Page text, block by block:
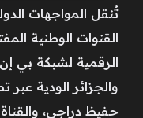
تُنقل المواجهات
القنوات الوطنية
الرقمية لشبكة بي
حفيظ دراجي،